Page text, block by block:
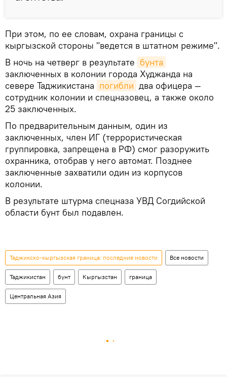
При этом, по ее словам, охрана границы с
кыргызской стороны "ведется в штатном режиме".
В ночь на четверг в результате бунта
заключенных в колонии города Худжанда на
севере Таджикистана погибли два офицера —
сотрудник колонии и спецназовец, а также около
25 заключенных.
По предварительным данным, один из
заключенных, член ИГ (террористическая
группировка, запрещена в РФ) смог разоружить
охранника, отобрав у него автомат. Позднее
заключенные захватили один из корпусов
колонии.
В результате штурма спецназа УВД Согдийской
области бунт был подавлен.
Таджикско-кыргызская граница: последние новости Все новости
Таджикистан бунт Кыргызстан граница
Центральная Азия